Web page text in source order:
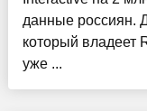
данные россиян.
который владеет
уже ...